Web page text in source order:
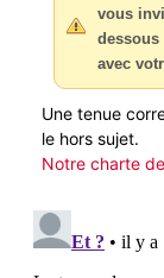
vous
dessous
avec
Une tenue
le hors sujet.
Notre charte